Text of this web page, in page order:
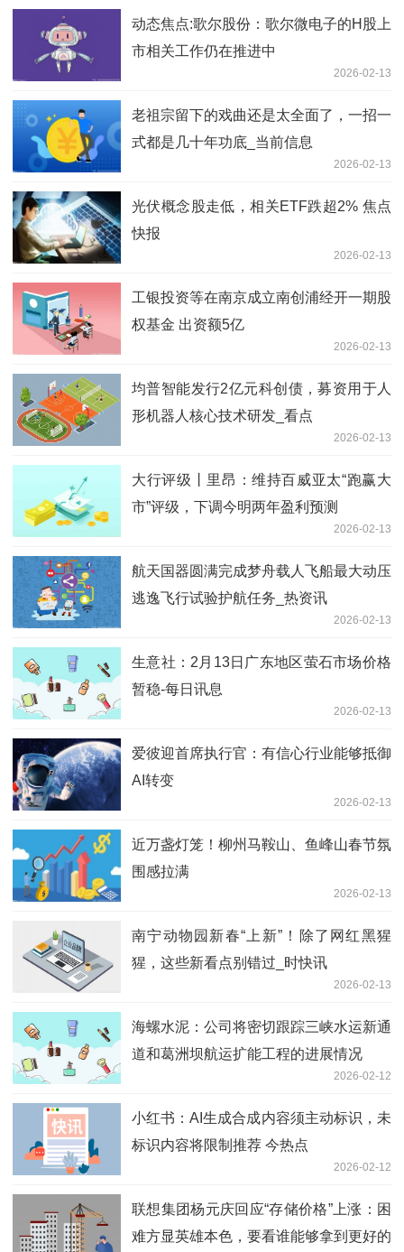
动态焦点:歌尔股份：歌尔微电子的H股上
市相关工作仍在推进中
2026-02-13
老祖宗留下的戏曲还是太全面了，一招一
式都是几十年功底_当前信息
2026-02-13
光伏概念股走低，相关ETF跌超2% 焦点
快报
2026-02-13
工银投资等在南京成立南创浦经开一期股
权基金 出资额5亿
2026-02-13
均普智能发行2亿元科创债，募资用于人
形机器人核心技术研发_看点
2026-02-13
大行评级丨里昂：维持百威亚太“跑赢大
市”评级，下调今明两年盈利预测
2026-02-13
航天国器圆满完成梦舟载人飞船最大动压
逃逸飞行试验护航任务_热资讯
2026-02-13
生意社：2月13日广东地区萤石市场价格
暂稳-每日讯息
2026-02-13
爱彼迎首席执行官：有信心行业能够抵御
AI转变
2026-02-13
近万盏灯笼！柳州马鞍山、鱼峰山春节氛
围感拉满
2026-02-13
南宁动物园新春“上新”！除了网红黑猩
猩，这些新看点别错过_时快讯
2026-02-13
海螺水泥：公司将密切跟踪三峡水运新通
道和葛洲坝航运扩能工程的进展情况
2026-02-12
小红书：AI生成合成内容须主动标识，未
标识内容将限制推荐 今热点
2026-02-12
联想集团杨元庆回应“存储价格”上涨：困
难方显英雄本色，要看谁能够拿到更好的